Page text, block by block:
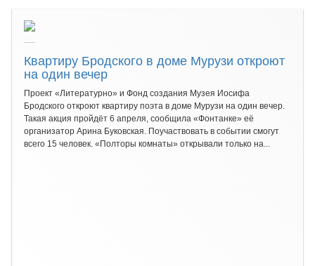
Квартиру Бродского в доме Мурузи откроют
на один вечер
Проект «Литературно» и Фонд создания Музея Иосифа
Бродского откроют квартиру поэта в доме Мурузи на один вечер.
Такая акция пройдёт 6 апреля, сообщила «Фонтанке» её
организатор Арина Буковская. Поучаствовать в событии смогут
всего 15 человек. «Полторы комнаты» открывали только на...